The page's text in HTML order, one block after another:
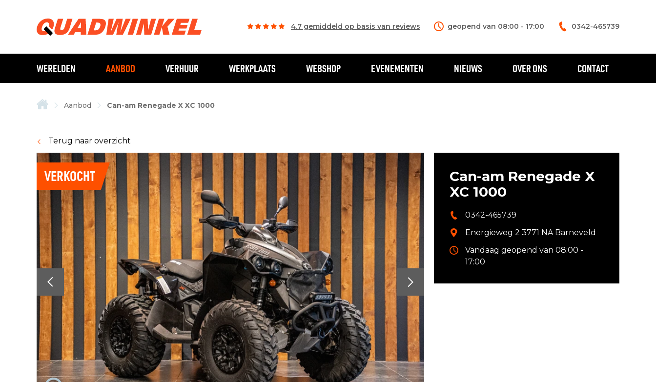
WERELDEN AANBOD VERHUUR WERKPLAATS WEBSHOP EVENEMENTEN NIEUWS OVER ONS CONTACT
4.7 gemiddeld op basis van reviews geopend van 08:00 - 17:00 0342-465739
Aanbod Can-am Renegade X XC 1000
Terug naar overzicht
VERKOCHT
Can-am Renegade X
XC 1000
0342-465739
Energieweg 2 3771 NA Barneveld
Vandaag geopend van 08:00 -
17:00